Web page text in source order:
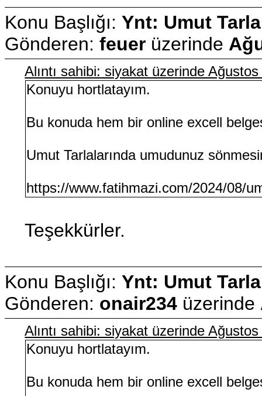
Konu Başlığı: Ynt: Umut
Gönderen: feuer üzerinde
Alıntı sahibi: siyakat üzerinde
Konuyu hortlatayım.
Bu konuda hem bir online excell
Umut Tarlalarında umudunuz
https://www.fatihmazi.com/2024/08/
Teşekkürler.
Konu Başlığı: Ynt: Umut
Gönderen: onair234 üzerinde
Alıntı sahibi: siyakat üzerinde
Konuyu hortlatayım.
Bu konuda hem bir online excell